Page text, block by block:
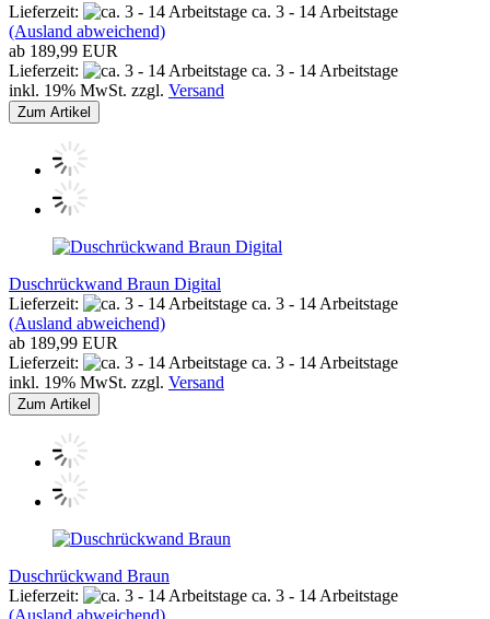
Lieferzeit:
ca. 3 - 14 Arbeitstage
(Ausland abweichend)
ab 189,99 EUR
Lieferzeit:
ca. 3 - 14 Arbeitstage
inkl. 19% MwSt. zzgl. Versand
Zum Artikel
Duschrückwand Braun Digital
Lieferzeit:
ca. 3 - 14 Arbeitstage
(Ausland abweichend)
ab 189,99 EUR
Lieferzeit:
ca. 3 - 14 Arbeitstage
inkl. 19% MwSt. zzgl. Versand
Zum Artikel
Duschrückwand Braun
Lieferzeit:
ca. 3 - 14 Arbeitstage